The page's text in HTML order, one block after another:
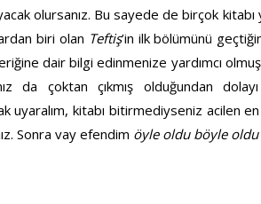
olursanız. Bu sayede de birçok
biri olan Teftiş’in ilk bölümünü
dair bilgi edinmenize yardımcı
da çoktan çıkmış olduğundan
uyaralım, kitabı bitirmediyseniz acilen
Sonra vay efendim öyle oldu böyle oldu